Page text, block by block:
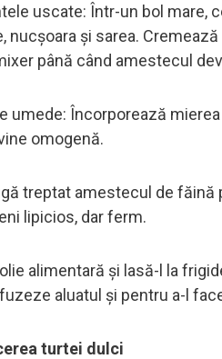
uscate: Într-un bol mare,
nucșoara și sarea.
până când amestecul
umede: Încorporează
omogenă.
treptat amestecul de
lipicios, dar ferm.
alimentară și lasă-l la
aluatul și pentru a-l
turtei dulci